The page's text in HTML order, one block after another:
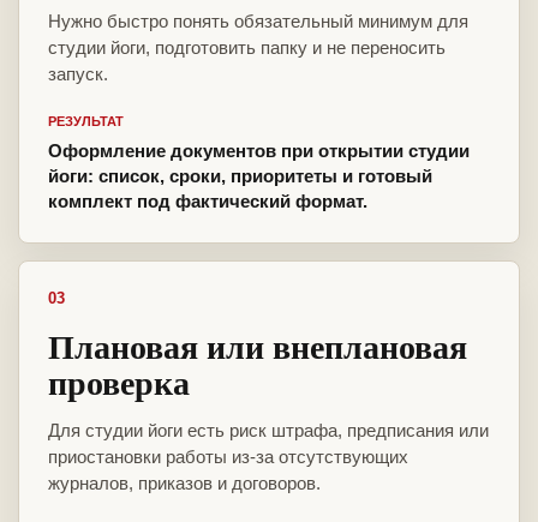
Нужно быстро понять обязательный минимум для
студии йоги, подготовить папку и не переносить
запуск.
РЕЗУЛЬТАТ
Оформление документов при открытии студии
йоги: список, сроки, приоритеты и готовый
комплект под фактический формат.
03
Плановая или внеплановая
проверка
Для студии йоги есть риск штрафа, предписания или
приостановки работы из-за отсутствующих
журналов, приказов и договоров.